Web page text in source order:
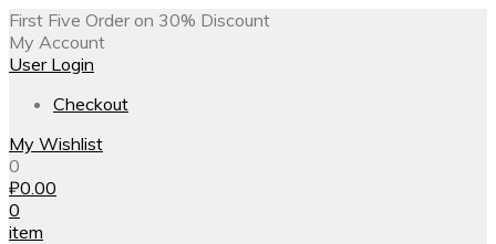
First Five Order on 30% Discount
My Account
User Login
Checkout
My Wishlist
0
₽0.00
0
item